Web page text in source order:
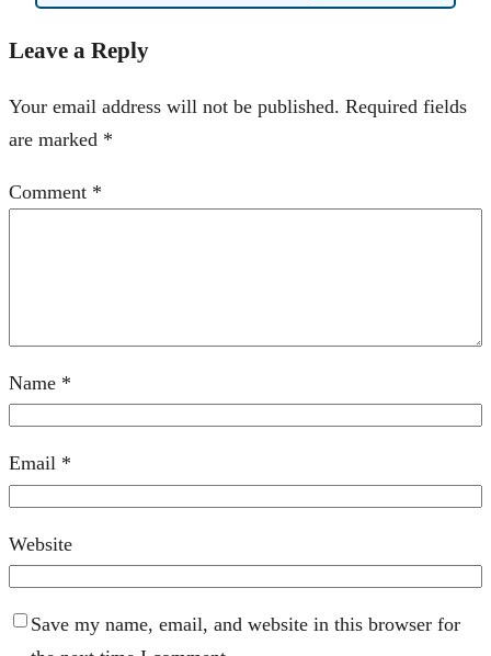
Leave a Reply
Your email address will not be published. Required fields
are marked *
Comment *
Name *
Email *
Website
Save my name, email, and website in this browser for